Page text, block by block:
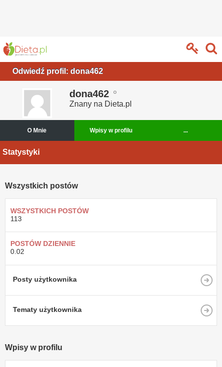
Odwiedź profil: dona462
dona462
Znany na Dieta.pl
O Mnie Wpisy w profilu ...
Statystyki
Wszystkich postów
WSZYSTKICH POSTÓW
113
POSTÓW DZIENNIE
0.02
Posty użytkownika
Tematy użytkownika
Wpisy w profilu